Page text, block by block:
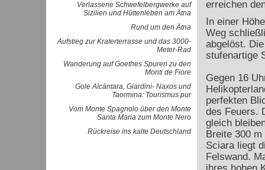
Verlassene Schwefelbergwerke auf
Sizilien und Hüttenleben am Ätna
Rund um den Ätna
Aufstieg zur Kraterterrasse und das 3000-
Meter-Rad
Wanderung auf Goethes Spuren zu den
Monti de Fiore
Gole Alcántara, Giardini- Naxos und
Taormina: Tourismus pur
Vom Monte Spagnolo über den Monte
Santa Maria zum Monte Nero
Rückreise ins kalte Deutschland
erreichen
In einer
Weg
abgelöst.
stufenartige
Gegen 16
perfekten
des Feuers.
gleich
Breite 300
Sciara liegt
Felswand.